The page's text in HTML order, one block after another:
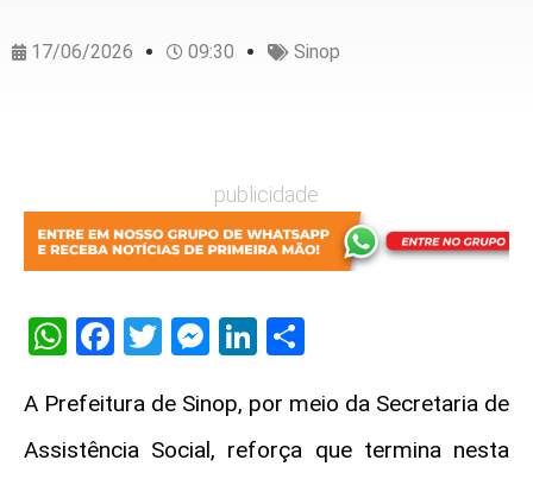
17/06/2026 09:30 Sinop
publicidade
WhatsApp
Facebook
Twitter
Messenger
LinkedIn
A Prefeitura de Sinop, por meio da Secretaria de
Assistência Social, reforça que termina nesta